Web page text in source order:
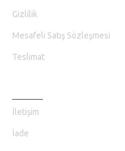
Gizlilik
Mesafeli Satış Sözleşmesi
Teslimat
İletişim
İade